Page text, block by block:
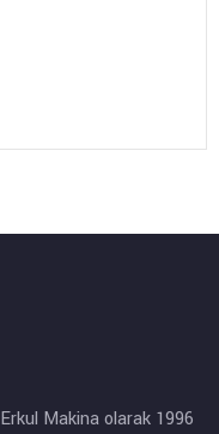
Erkul Makina olarak 1996